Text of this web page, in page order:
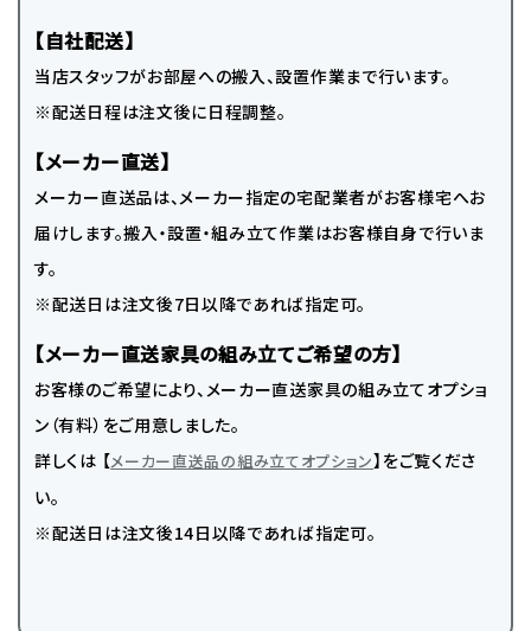
【自社配送】
当店スタッフがお部屋への搬入、設置作業まで行います。
※配送日程は注文後に日程調整。
【メーカー直送】
メーカー直送品は、メーカー指定の宅配業者がお客様宅へお
届けします。搬入・設置・組み立て作業はお客様自身で行いま
す。
※配送日は注文後7日以降であれば指定可。
【メーカー直送家具の組み立てご希望の方】
お客様のご希望により、メーカー直送家具の組み立てオプショ
ン（有料）をご用意しました。
詳しくは 【メーカー直送品の組み立てオプション】をご覧くださ
い。
※配送日は注文後14日以降であれば指定可。